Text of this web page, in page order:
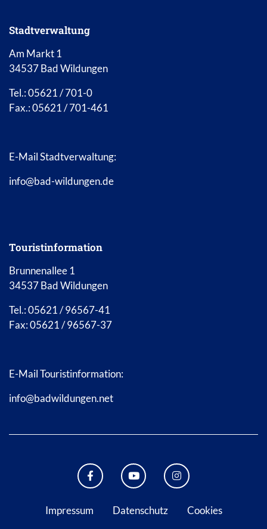
Stadtverwaltung
Am Markt 1
34537 Bad Wildungen
Tel.: 05621 / 701-0
Fax.: 05621 / 701-461
E-Mail Stadtverwaltung:
info@bad-wildungen.de
Touristinformation
Brunnenallee 1
34537 Bad Wildungen
Tel.: 05621 / 96567-41
Fax: 05621 / 96567-37
E-Mail Touristinformation:
info@badwildungen.net
FACEBOOK BAD WILDUNGEN
YOUTUBE KANAL STADT
INSTAGRAM
Impressum Datenschutz
Cookies